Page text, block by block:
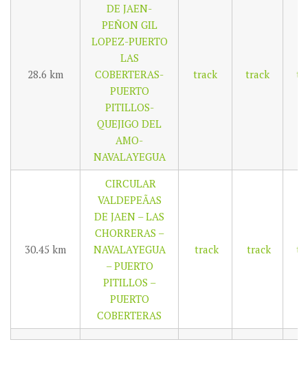
28.6 km
DE JAEN-
PEÑON GIL
LOPEZ-PUERTO
LAS
COBERTERAS-
PUERTO
PITILLOS-
QUEJIGO DEL
AMO-
NAVALAYEGUA
track track
30.45 km
CIRCULAR
VALDEPEÃAS
DE JAEN – LAS
CHORRERAS –
NAVALAYEGUA
– PUERTO
PITILLOS –
PUERTO
COBERTERAS
track track